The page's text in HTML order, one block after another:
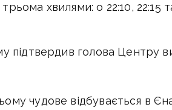
хвилями: о 22:10, 22:15
підтвердив голова Центру
чудове відбувається в